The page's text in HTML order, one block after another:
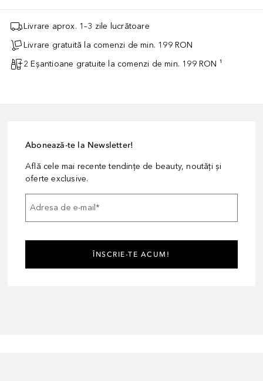
Livrare aprox. 1–3 zile lucrătoare
Livrare gratuită la comenzi de min. 199 RON
2 Eșantioane gratuite la comenzi de min. 199 RON ¹
Abonează-te la Newsletter!
Află cele mai recente tendințe de beauty, noutăți și
oferte exclusive.
Adresa de e-mail*
ÎNSCRIE-TE ACUM!